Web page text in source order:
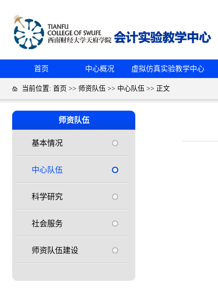
首页 中心概况 虚拟仿真实验教学中心
当前位置: 首页 >> 师资队伍 >> 中心队伍 >> 正文
师资队伍
基本情况
中心队伍
科学研究
社会服务
师资队伍建设